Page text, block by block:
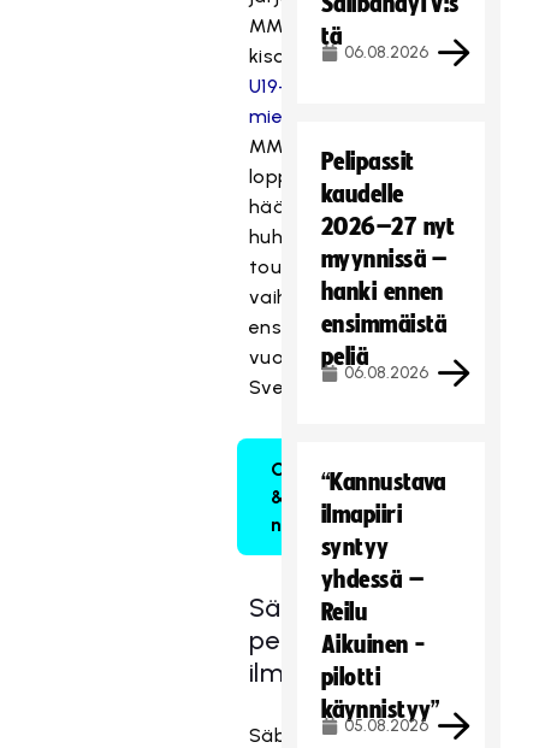
MM-
kisoihin.
U19-
miesten
MM-
lopputurnaus
häämöttää
huhti-
toukokuun
vaihteessa
ensi
vuonna
Sveitsissä.
Otteluohjelma
& osta liput
nyt!
Säbäkipinän
pelipassipelaajille
ilmaislippuja
Säbäkipinä
tä
06.08.2026
Pelipassit
kaudelle
2026–27 nyt
myynnissä –
hanki ennen
ensimmäistä
peliä
06.08.2026
“Kannustava
ilmapiiri
syntyy
yhdessä –
Reilu
Aikuinen -
pilotti
käynnistyy”
05.08.2026